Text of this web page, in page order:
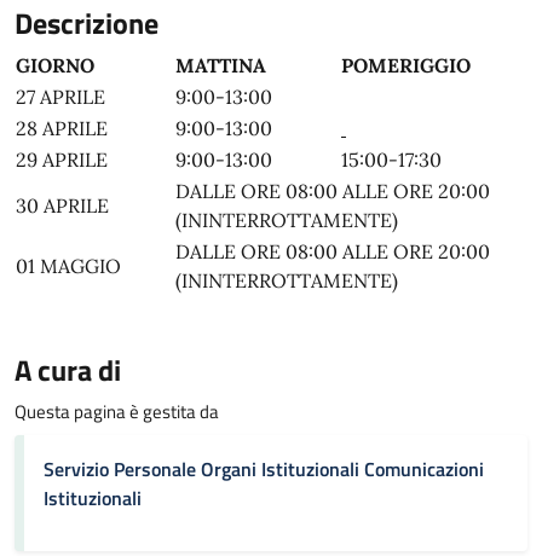
Descrizione
GIORNO MATTINA
POMERIGGIO
27 APRILE
9:00-13:00
28 APRILE
9:00-13:00
29 APRILE
9:00-13:00
15:00-17:30
30 APRILE
DALLE ORE 08:00 ALLE ORE 20:00
(ININTERROTTAMENTE)
01 MAGGIO
DALLE ORE 08:00 ALLE ORE 20:00
(ININTERROTTAMENTE)
A cura di
Questa pagina è gestita da
Servizio Personale Organi Istituzionali Comunicazioni
Istituzionali